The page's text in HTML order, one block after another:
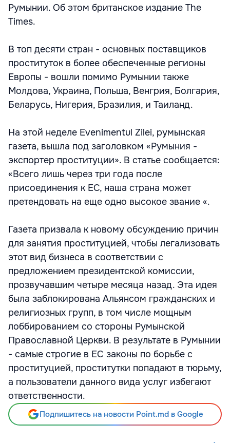
Румынии. Об этом британское издание The
Times.
В топ десяти стран - основных поставщиков
проституток в более обеспеченные регионы
Европы - вошли помимо Румынии также
Молдова, Украина, Польша, Венгрия, Болгария,
Беларусь, Нигерия, Бразилия, и Таиланд.
На этой неделе Evenimentul Zilei, румынская
газета, вышла под заголовком «Румыния -
экспортер проституции». В статье сообщается:
«Всего лишь через три года после
присоединения к ЕС, наша страна может
претендовать на еще одно высокое звание «.
Газета призвала к новому обсуждению причин
для занятия проституцией, чтобы легализовать
этот вид бизнеса в соответствии с
предложением президентской комиссии,
прозвучавшим четыре месяца назад. Эта идея
была заблокирована Альянсом гражданских и
религиозных групп, в том числе мощным
лоббированием со стороны Румынской
Православной Церкви. В результате в Румынии
- самые строгие в ЕС законы по борьбе с
проституцией, проститутки попадают в тюрьму,
а пользователи данного вида услуг избегают
ответственности.
Подпишитесь на новости Point.md в Google